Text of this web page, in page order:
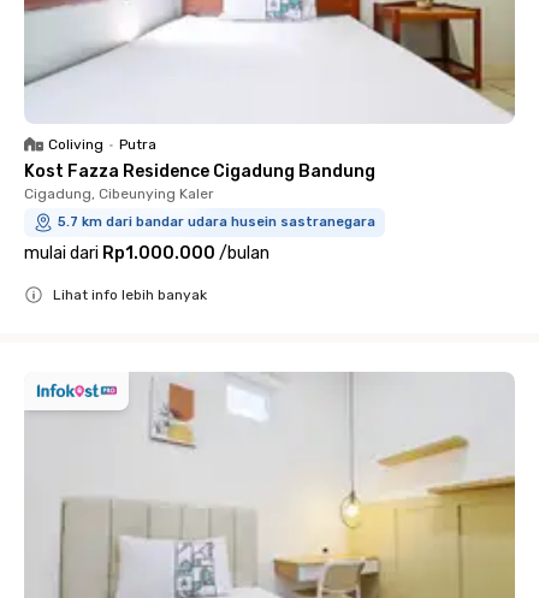
Coliving • Putra
Kost Fazza Residence Cigadung Bandung
Cigadung, Cibeunying Kaler
5.7 km dari bandar udara husein sastranegara
mulai dari Rp1.000.000 /bulan
Lihat info lebih banyak